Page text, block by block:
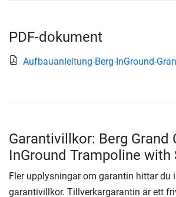
PDF-dokument
Aufbauanleitung-Berg-InGround-
Garantivillkor: Berg Grand
InGround Trampoline with
Fler upplysningar om garantin hittar du
garantivillkor. Tillverkargarantin är ett